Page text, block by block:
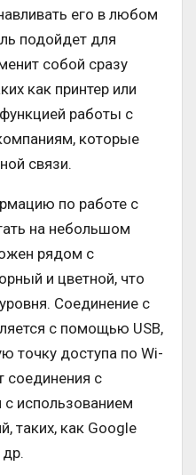
его в любом
подойдет для
собой сразу
как принтер или
работы с
которые
связи.
по работе с
на небольшом
рядом с
и цветной, что
Соединение с
с помощью USB,
точку доступа по Wi-
соединения с
использованием
таких, как Google